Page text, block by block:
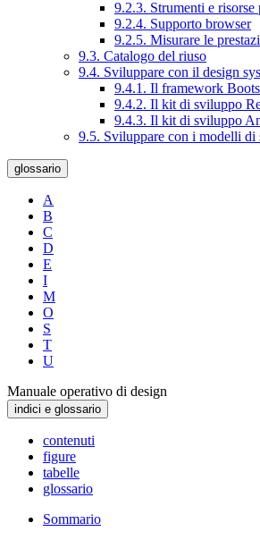
9.2.3. Strumenti e risorse
9.2.4. Supporto browser
9.2.5. Misurare le
9.3. Catalogo del riuso
9.4. Sviluppare con il design
9.4.1. Il framework
9.4.2. Il kit di sviluppo
9.4.3. Il kit di sviluppo
9.5. Sviluppare con i modelli di
glossario
A
B
C
D
E
I
M
O
S
T
U
Manuale operativo di design
indici e glossario
contenuti
figure
tabelle
glossario
Sommario